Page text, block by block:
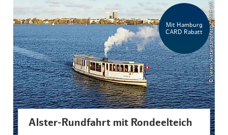
Mit Hamburg
CARD Rabatt
© Verein Alsterdampfschiffahrt e.V.
Alster-Rundfahrt mit Rondeelteich